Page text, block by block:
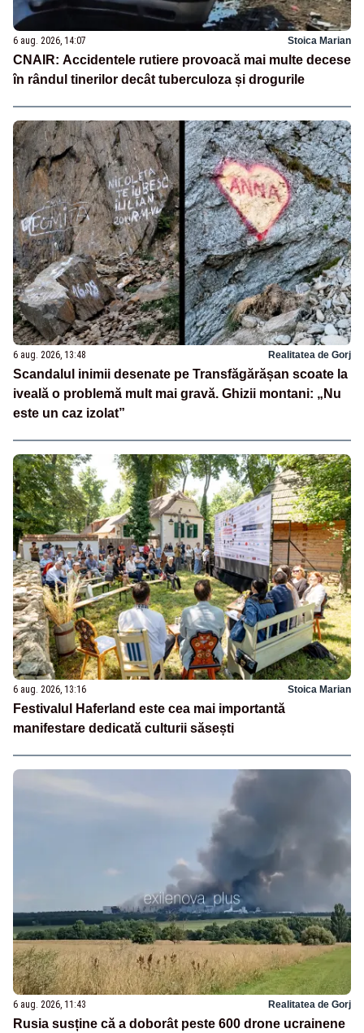
6 aug. 2026, 14:07 Stoica Marian
CNAIR: Accidentele rutiere provoacă mai multe decese
în rândul tinerilor decât tuberculoza și drogurile
6 aug. 2026, 13:48 Realitatea de Gorj
Scandalul inimii desenate pe Transfăgărășan scoate la
iveală o problemă mult mai gravă. Ghizii montani: „Nu
este un caz izolat”
6 aug. 2026, 13:16 Stoica Marian
Festivalul Haferland este cea mai importantă
manifestare dedicată culturii săsești
6 aug. 2026, 11:43 Realitatea de Gorj
Rusia susține că a doborât peste 600 drone ucrainene